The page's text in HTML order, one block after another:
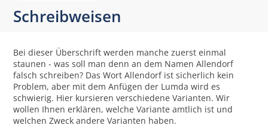
Schreibweisen
Bei dieser Überschrift werden manche zuerst einmal
staunen - was soll man denn an dem Namen Allendorf
falsch schreiben? Das Wort Allendorf ist sicherlich kein
Problem, aber mit dem Anfügen der Lumda wird es
schwierig. Hier kursieren verschiedene Varianten. Wir
wollen Ihnen erklären, welche Variante amtlich ist und
welchen Zweck andere Varianten haben.